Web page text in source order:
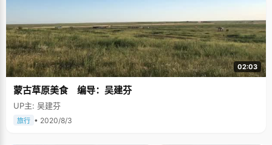
02:03
蒙古草原美食 编导：吴建芬
UP主: 吴建芬
旅行 • 2020/8/3